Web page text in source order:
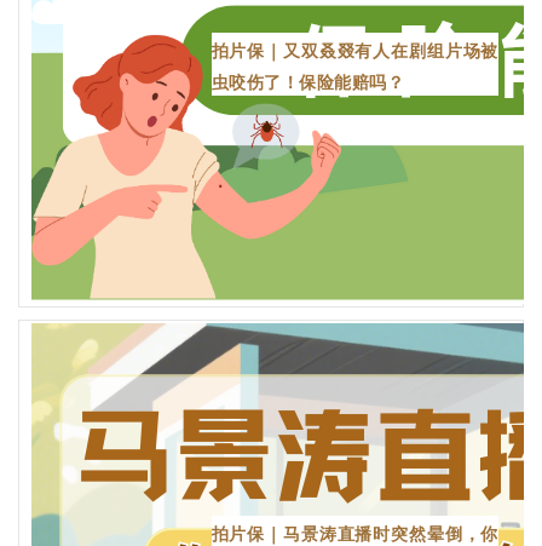
拍片保｜又双叒叕有人在剧组片场被
虫咬伤了！保险能赔吗？
拍片保｜马景涛直播时突然晕倒，你